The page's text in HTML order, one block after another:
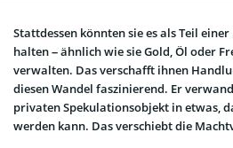
Stattdessen könnten sie es als Teil
halten – ähnlich wie sie Gold, Öl oder
verwalten. Das verschafft ihnen
diesen Wandel faszinierend. Er
privaten Spekulationsobjekt in etwas,
werden kann. Das verschiebt die